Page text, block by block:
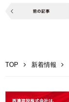
TOP 新着情報